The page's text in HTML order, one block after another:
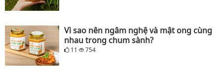
Vì sao nên ngâm nghệ và mật ong cùng
nhau trong chum sành?
11 754